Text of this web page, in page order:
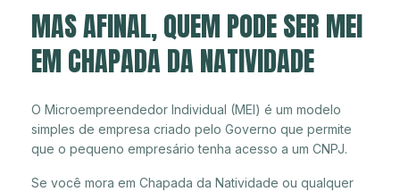
MAS AFINAL, QUEM PODE SER MEI
EM CHAPADA DA NATIVIDADE
O Microempreendedor Individual (MEI) é um modelo
simples de empresa criado pelo Governo que permite
que o pequeno empresário tenha acesso a um CNPJ.
Se você mora em Chapada da Natividade ou qualquer